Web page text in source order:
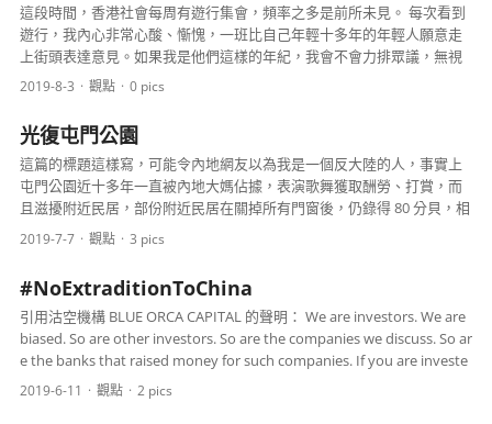
這段時間，香港社會每周有遊行集會，頻率之多是前所未見。 每次看到
遊行，我內心非常心酸、慚愧，一班比自己年輕十多年的年輕人願意走
上街頭表達意見。如果我是他們這樣的年紀，我會不會力排眾議，無視
家庭的經濟制裁而跑上街頭呢？再者，現在的遊行不時有...
2019-8-3 觀點 0 pics
光復屯門公園
這篇的標題這樣寫，可能令內地網友以為我是一個反大陸的人，事實上
屯門公園近十多年一直被內地大媽佔據，表演歌舞獲取酬勞、打賞，而
且滋擾附近民居，部份附近民居在關掉所有門窗後，仍錄得 80 分貝，相
當於長期有吸塵機開著的音量。 如果走正規投訴門路，...
2019-7-7 觀點 3 pics
#NoExtraditionToChina
引用沽空機構 BLUE ORCA CAPITAL 的聲明： We are investors. We are
biased. So are other investors. So are the companies we discuss. So ar
e the banks that raised money for such companies. If you are investe
d (either long or short) in a com...
2019-6-11 觀點 2 pics